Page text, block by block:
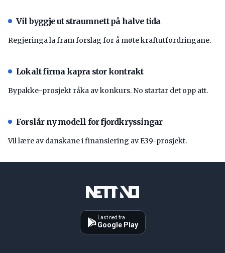
Vil byggje ut straumnett på halve tida
Regjeringa la fram forslag for å møte kraftutfordringane.
Lokalt firma kapra stor kontrakt
Bypakke-prosjekt råka av konkurs. No startar det opp att.
Forslår ny modell for fjordkryssingar
Vil lære av danskane i finansiering av E39-prosjekt.
Last ned fra
Google Play